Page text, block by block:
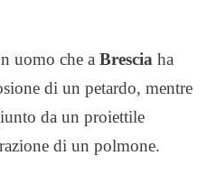
uomo che a Brescia ha
di un petardo, mentre
da un proiettile
di un polmone.